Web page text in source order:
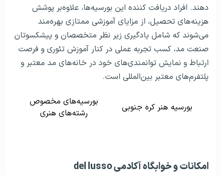
دهند. افراد دریافت کننده این بورسیه‌ها، علاوه‌بر پوشش
هزینه‌های تحصیل، از مزایای آموزشی ممتازی بهره‌مند
می‌شوند که شامل یادگیری زیر نظر متخصصان و پیشکسوتان
صنعت مد، کسب تجربه عملی در کنار آموزش تئوری و فرصت
ارتباط و نمایش توانمندی‌های خود در خانه‌های مد معتبر و
پلتفرم‌های معتبر بین‌المللی است.
بورسیه هنر کره جنوبی
بورسیه‌های مخصوص
رشته‌های هنری
امکانات و خوابگاه آکادمی del lusso